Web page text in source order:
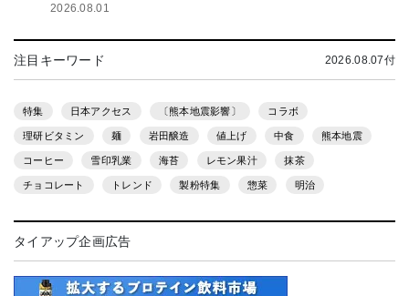
2026.08.01
注目キーワード 2026.08.07付
特集 日本アクセス 〔熊本地震影響〕 コラボ
理研ビタミン 麺 岩田醸造 値上げ 中食 熊本地震
コーヒー 雪印乳業 海苔 レモン果汁 抹茶
チョコレート トレンド 製粉特集 惣菜 明治
タイアップ企画広告